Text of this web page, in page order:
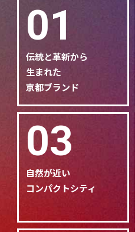
01
伝統と革新から
生まれた
京都ブランド
03
自然が近い
コンパクトシティ